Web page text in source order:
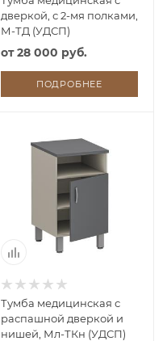
дверкой, с 2-мя полками,
М-ТД (УДСП)
от28 000 руб.
ПОДРОБНЕЕ
Тумба медицинская с
распашной дверкой и
нишей, Мл-ТКн (УДСП)